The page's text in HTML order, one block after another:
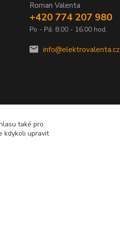
Roman Valenta
+420 774 207 980
Po - Pá: 8.00 - 16.00 hod.
info@elektrovalenta.cz
také pro
kdykoli upravit